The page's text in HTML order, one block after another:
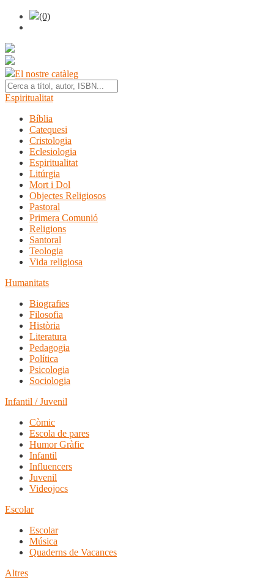
(0)
El nostre catàleg
Espiritualitat
Bíblia
Catequesi
Cristologia
Eclesiologia
Espiritualitat
Litúrgia
Mort i Dol
Objectes Religiosos
Pastoral
Primera Comunió
Religions
Santoral
Teologia
Vida religiosa
Humanitats
Biografies
Filosofia
Història
Literatura
Pedagogia
Política
Psicologia
Sociologia
Infantil / Juvenil
Còmic
Escola de pares
Humor Gràfic
Infantil
Influencers
Juvenil
Videojocs
Escolar
Escolar
Música
Quaderns de Vacances
Altres